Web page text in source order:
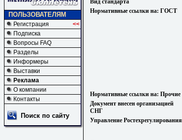
ПОЛЬЗОВАТЕЛЯМ
Регистрация
<<
Подписка
Вопросы FAQ
Разделы
Информеры
Выставки
Реклама
О компании
Контакты
Поиск по сайту
Вид стандарта
Нормативные ссылки на: ГОСТ
Нормативные ссылки на: Прочие
Документ внесен организацией
СНГ
Управление Ростехрегулирования